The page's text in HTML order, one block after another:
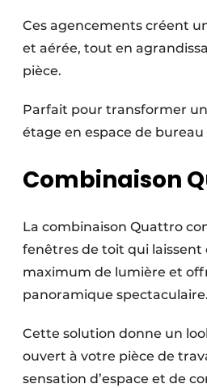
Ces agencements créent
et aérée, tout en
pièce.
Parfait pour transformer
étage en espace de bureau
Combinaison
La combinaison Quattro
fenêtres de toit qui laissent
maximum de lumière et
panoramique spectaculaire.
Cette solution donne un
ouvert à votre pièce de
sensation d’espace et de